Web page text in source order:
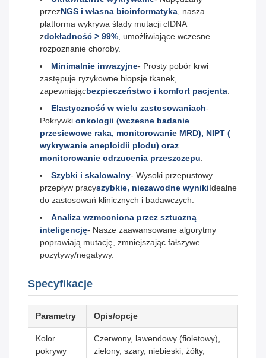
przezNGS i własna bioinformatyka, nasza
platforma wykrywa ślady mutacji cfDNA
zdokładność > 99%, umożliwiające wczesne
rozpoznanie choroby.
Minimalnie inwazyjne- Prosty pobór krwi
zastępuje ryzykowne biopsje tkanek,
zapewniającbezpieczeństwo i komfort pacjenta.
Elastyczność w wielu zastosowaniach-
Pokrywki.onkologii (wczesne badanie
przesiewowe raka, monitorowanie MRD), NIPT (
wykrywanie aneploidii płodu) oraz
monitorowanie odrzucenia przeszczepu.
Szybki i skalowalny- Wysoki przepustowy
przepływ pracyszybkie, niezawodne wynikiIdealne
do zastosowań klinicznych i badawczych.
Analiza wzmocniona przez sztuczną
inteligencję- Nasze zaawansowane algorytmy
poprawiają mutację, zmniejszając fałszywe
pozytywy/negatywy.
Specyfikacje
Parametry Opis/opcje
Kolor
pokrywy
Czerwony, lawendowy (fioletowy),
zielony, szary, niebieski, żółty,